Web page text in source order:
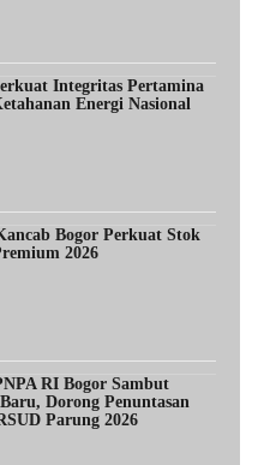
Integritas Pertamina
Energi Nasional
Bogor Perkuat Stok
2026
RI Bogor Sambut
Dorong Penuntasan
Parung 2026